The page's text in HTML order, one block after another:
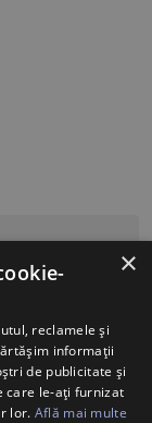
×
reclamele și
informații
de publicitate și
care le-ați furnizat
lor. Află mai multe